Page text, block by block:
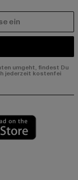
umgeht, findest Du
jederzeit kostenfei